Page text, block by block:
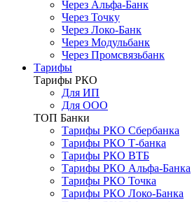
Через Альфа-Банк
Через Точку
Через Локо-Банк
Через Модульбанк
Через Промсвязьбанк
Тарифы
Тарифы РКО
Для ИП
Для ООО
ТОП Банки
Тарифы РКО Сбербанка
Тарифы РКО Т-банка
Тарифы РКО ВТБ
Тарифы РКО Альфа-Банка
Тарифы РКО Точка
Тарифы РКО Локо-Банка